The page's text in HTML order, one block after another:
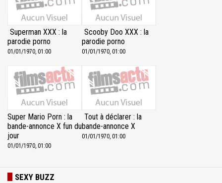
Superman XXX : la
parodie porno
01/01/1970, 01:00
Scooby Doo XXX : la
parodie porno
01/01/1970, 01:00
Super Mario Porn : la
bande-annonce X fun du
jour
01/01/1970, 01:00
Tout à déclarer : la
bande-annonce X
01/01/1970, 01:00
SEXY BUZZ